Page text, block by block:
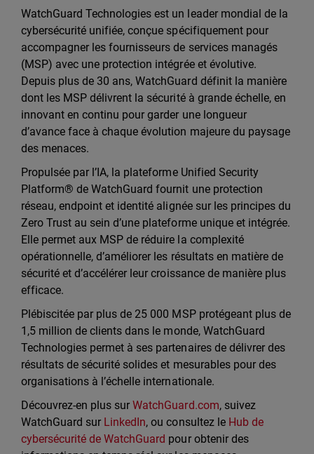
WatchGuard Technologies est un leader mondial de la
cybersécurité unifiée, conçue spécifiquement pour
accompagner les fournisseurs de services managés
(MSP) avec une protection intégrée et évolutive.
Depuis plus de 30 ans, WatchGuard définit la manière
dont les MSP délivrent la sécurité à grande échelle, en
innovant en continu pour garder une longueur
d’avance face à chaque évolution majeure du paysage
des menaces.
Propulsée par l’IA, la plateforme Unified Security
Platform® de WatchGuard fournit une protection
réseau, endpoint et identité alignée sur les principes du
Zero Trust au sein d’une plateforme unique et intégrée.
Elle permet aux MSP de réduire la complexité
opérationnelle, d’améliorer les résultats en matière de
sécurité et d’accélérer leur croissance de manière plus
efficace.
Plébiscitée par plus de 25 000 MSP protégeant plus de
1,5 million de clients dans le monde, WatchGuard
Technologies permet à ses partenaires de délivrer des
résultats de sécurité solides et mesurables pour des
organisations à l’échelle internationale.
Découvrez-en plus surWatchGuard.com, suivez
WatchGuard sur LinkedIn, ou consultez le Hub de
cybersécurité de WatchGuard pour obtenir des